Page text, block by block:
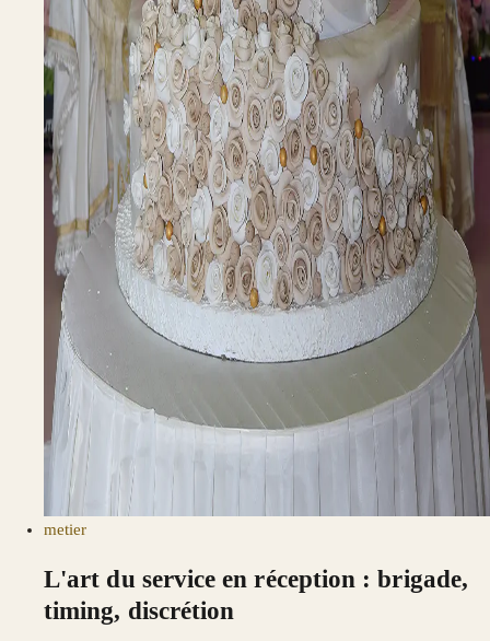
metier
L'art du service en réception : brigade,
timing, discrétion